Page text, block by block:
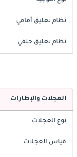
نظام تعليق أمامي
نظام تعليق خلفي
العجلات والإطارات
نوع العجلات
قياس العجلات